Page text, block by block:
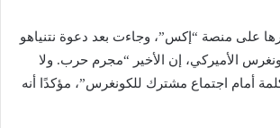
على منصة “إكس”، وجاءت بعد دعوة نتنياهو
الأميركي، إن الأخير “مجرم حرب. ولا
أمام اجتماع مشترك للكونغرس”، مؤكدًا أنه